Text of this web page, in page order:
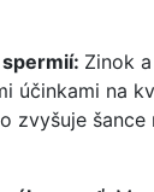
Zinok
účinkami na
zvyšuje šance